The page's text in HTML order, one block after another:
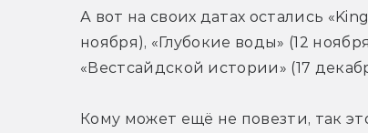
А вот на своих датах остались
ноября), «Глубокие воды» (12
«Вестсайдской истории» (17
Кому может ещё не повезти, так